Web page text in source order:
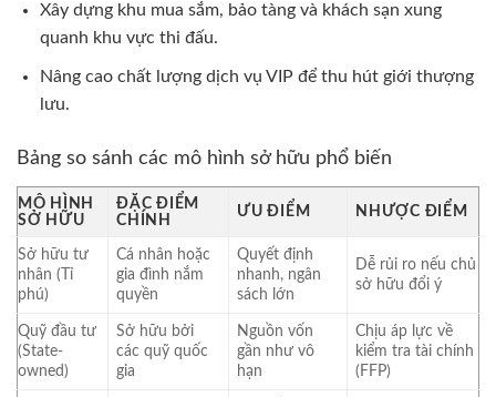
Xây dựng khu mua sắm, bảo tàng và khách sạn xung
quanh khu vực thi đấu.
Nâng cao chất lượng dịch vụ VIP để thu hút giới thượng
lưu.
Bảng so sánh các mô hình sở hữu phổ biến
MÔ HÌNH
SỞ HỮU
ĐẶC ĐIỂM
CHÍNH
ƯU ĐIỂM NHƯỢC ĐIỂM
Sở hữu tư
nhân (Tỉ
phú)
Cá nhân hoặc
gia đình nắm
quyền
Quyết định
nhanh, ngân
sách lớn
Dễ rủi ro nếu chủ
sở hữu đổi ý
Quỹ đầu tư
(State-
owned)
Sở hữu bởi
các quỹ quốc
gia
Nguồn vốn
gần như vô
hạn
Chịu áp lực về
kiểm tra tài chính
(FFP)